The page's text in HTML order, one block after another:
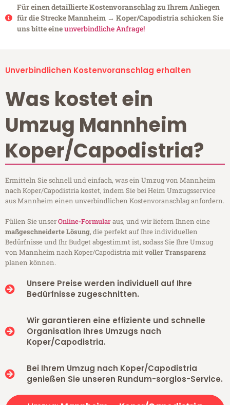
Für einen detaillierte Kostenvoranschlag zu Ihrem Anliegen
für die Strecke Mannheim → Koper/Capodistria schicken Sie
uns bitte eineunverbindliche Anfrage!
Unverbindlichen Kostenvoranschlag erhalten
Was kostet ein
Umzug Mannheim
Koper/Capodistria?
Ermitteln Sie schnell und einfach, was ein Umzug von Mannheim
nach Koper/Capodistria kostet, indem Sie bei Heim Umzugsservice
aus Mannheim einen unverbindlichen Kostenvoranschlag anfordern.
Füllen Sie unserOnline-Formularaus, und wir liefern Ihnen eine
maßgeschneiderte Lösung, die perfekt auf Ihre individuellen
Bedürfnisse und Ihr Budget abgestimmt ist, sodass Sie Ihre Umzug
von Mannheim nach Koper/Capodistria mitvoller Transparenz
planen können.
Unsere Preise werden individuell auf Ihre
Bedürfnisse zugeschnitten.
Wir garantieren eine effiziente und schnelle
Organisation Ihres Umzugs nach
Koper/Capodistria.
Bei Ihrem Umzug nach Koper/Capodistria
genießen Sie unseren Rundum-sorglos-Service.